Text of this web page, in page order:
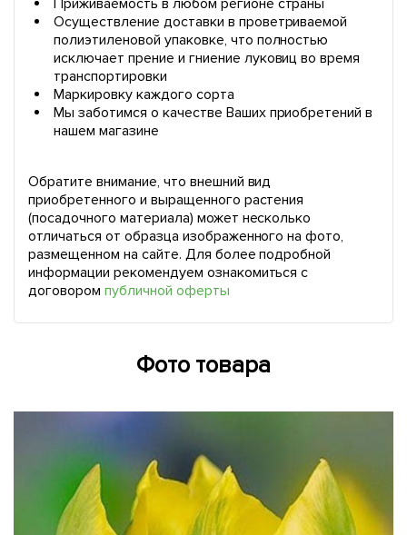
Приживаемость в любом регионе страны
Осуществление доставки в проветриваемой
полиэтиленовой упаковке, что полностью
исключает прение и гниение луковиц во время
транспортировки
Маркировку каждого сорта
Мы заботимся о качестве Ваших приобретений в
нашем магазине
Обратите внимание, что внешний вид
приобретенного и выращенного растения
(посадочного материала) может несколько
отличаться от образца изображенного на фото,
размещенном на сайте. Для более подробной
информации рекомендуем ознакомиться с
договором публичной оферты
Фото товара